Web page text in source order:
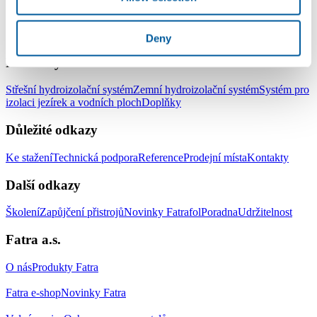
Deny
YouTube
Produkty
Střešní hydroizolační systémZemní hydroizolační systémSystém pro
izolaci jezírek a vodních plochDoplňky
Důležité odkazy
Ke staženíTechnická podporaReferenceProdejní místaKontakty
Další odkazy
ŠkoleníZapůjčení přistrojůNovinky FatrafolPoradnaUdržitelnost
Fatra a.s.
O násProdukty Fatra
Fatra e-shopNovinky Fatra